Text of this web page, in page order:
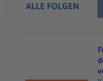
ALLE FOLGEN